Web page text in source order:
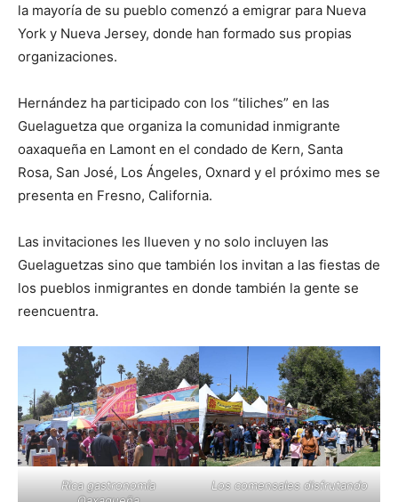
la mayoría de su pueblo comenzó a emigrar para Nueva
York y Nueva Jersey, donde han formado sus propias
organizaciones.
Hernández ha participado con los “tiliches” en las
Guelaguetza que organiza la comunidad inmigrante
oaxaqueña en Lamont en el condado de Kern, Santa
Rosa, San José, Los Ángeles, Oxnard y el próximo mes se
presenta en Fresno, California.
Las invitaciones les llueven y no solo incluyen las
Guelaguetzas sino que también los invitan a las fiestas de
los pueblos inmigrantes en donde también la gente se
reencuentra.
Rica gastronomía
Los comensales disfrutando